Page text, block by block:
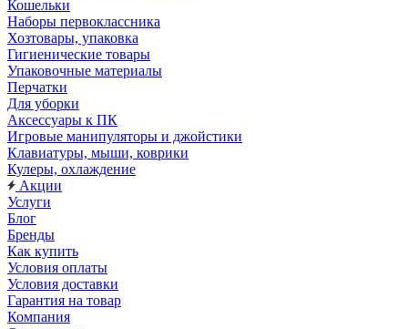
Кошельки
Наборы первоклассника
Хозтовары, упаковка
Гигиенические товары
Упаковочные материалы
Перчатки
Для уборки
Аксессуары к ПК
Игровые манипуляторы и джойстики
Клавиатуры, мыши, коврики
Кулеры, охлаждение
Акции
Услуги
Блог
Бренды
Как купить
Условия оплаты
Условия доставки
Гарантия на товар
Компания